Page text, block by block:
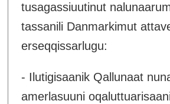
tusagassiuutinut
tassanili Danmarkimut
erseqqissarlugu:
- Ilutigisaanik Qallunaat
amerlasuuni